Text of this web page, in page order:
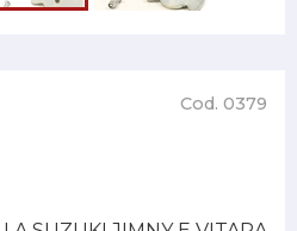
Cod. 0379